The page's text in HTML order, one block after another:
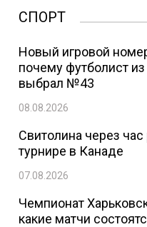
СПОРТ
Новый игровой
почему футболист
выбрал №43
08.08.2026
Свитолина через
турнире в Канаде
07.08.2026
Чемпионат
какие матчи